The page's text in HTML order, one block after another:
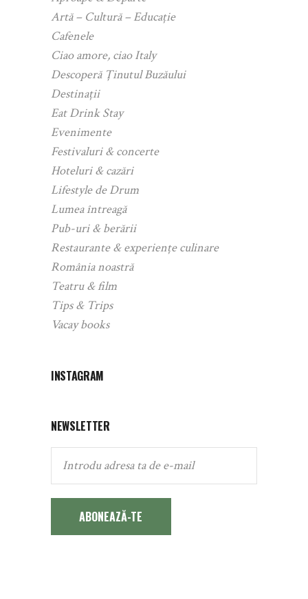
Artă – Cultură – Educație
Cafenele
Ciao amore, ciao Italy
Descoperă Ținutul Buzăului
Destinații
Eat Drink Stay
Evenimente
Festivaluri & concerte
Hoteluri & cazări
Lifestyle de Drum
Lumea întreagă
Pub-uri & berării
Restaurante & experiențe culinare
România noastră
Teatru & film
Tips & Trips
Vacay books
INSTAGRAM
NEWSLETTER
ABONEAZĂ-TE